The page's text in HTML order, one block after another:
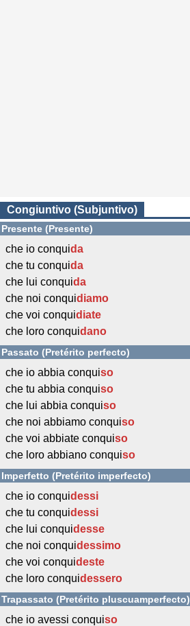
Congiuntivo (Subjuntivo)
Presente (Presente)
che io conquida
che tu conquida
che lui conquida
che noi conquidiamo
che voi conquidiate
che loro conquidano
Passato (Pretérito perfecto)
che io abbia conquiso
che tu abbia conquiso
che lui abbia conquiso
che noi abbiamo conquiso
che voi abbiate conquiso
che loro abbiano conquiso
Imperfetto (Pretérito imperfecto)
che io conquidessi
che tu conquidessi
che lui conquidesse
che noi conquidessimo
che voi conquideste
che loro conquidessero
Trapassato (Pretérito pluscuamperfecto)
che io avessi conquiso